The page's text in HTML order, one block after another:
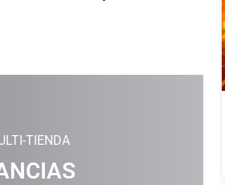
TIENDA